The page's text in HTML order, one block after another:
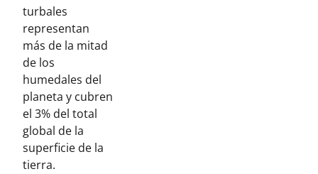
turbales
representan
más de la mitad
de los
humedales del
planeta y cubren
el 3% del total
global de la
superficie de la
tierra.